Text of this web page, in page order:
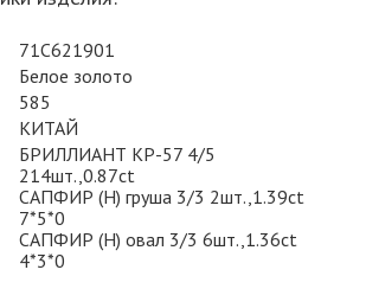
71С621901
Белое золото
585
КИТАЙ
БРИЛЛИАНТ КР-57 4/5
214шт.,0.87ct
САПФИР (H) груша 3/3 2шт.,1.39ct
7*5*0
САПФИР (H) овал 3/3 6шт.,1.36ct
4*3*0